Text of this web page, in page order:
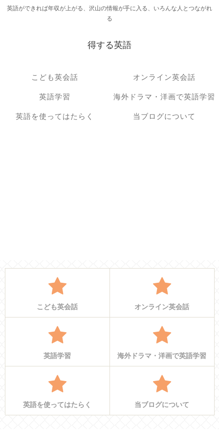
英語ができれば年収が上がる、沢山の情報が手に入る、いろんな人とつながれ
る
得する英語
こども英会話 オンライン英会話
英語学習 海外ドラマ・洋画で英語学習
英語を使ってはたらく 当ブログについて
こども英会話 オンライン英会話
英語学習 海外ドラマ・洋画で英語学習
英語を使ってはたらく 当ブログについて